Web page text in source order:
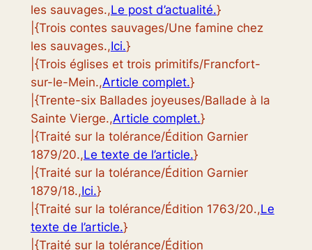
les sauvages.,Le post d’actualité.}
|{Trois contes sauvages/Une famine chez
les sauvages.,Ici.}
|{Trois églises et trois primitifs/Francfort-
sur-le-Mein.,Article complet.}
|{Trente-six Ballades joyeuses/Ballade à la
Sainte Vierge.,Article complet.}
|{Traité sur la tolérance/Édition Garnier
1879/20.,Le texte de l’article.}
|{Traité sur la tolérance/Édition Garnier
1879/18.,Ici.}
|{Traité sur la tolérance/Édition 1763/20.,Le
texte de l’article.}
|{Traité sur la tolérance/Édition